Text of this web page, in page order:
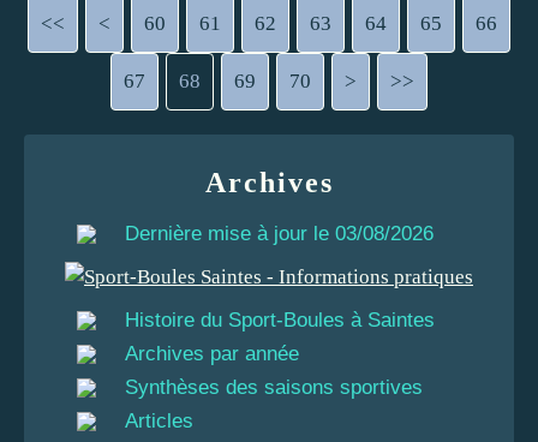
<< < 10
20
30
40
50
60 61 62 63 64 65 66
67 68 69 70 80
90
100
200
> >>
Archives
Dernière mise à jour le 03/08/2026
Histoire du Sport-Boules à Saintes
Archives par année
Synthèses des saisons sportives
Articles